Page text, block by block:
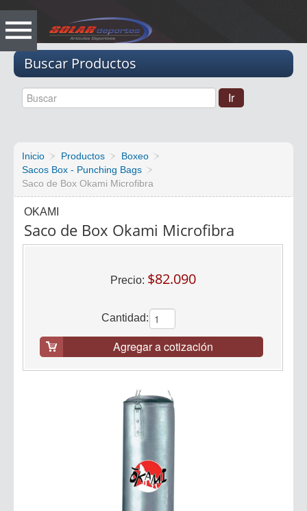
Buscar Productos
Inicio Productos
Boxeo
Sacos Box - Punching Bags
Saco de Box Okami Microfibra
OKAMI
Saco de Box Okami Microfibra
Precio: $82.090
Cantidad:
Agregar a cotización